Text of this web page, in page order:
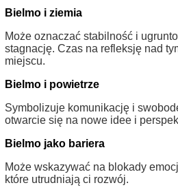
Bielmo i ziemia
Może oznaczać stabilność i
stagnację. Czas na refleksję nad
miejscu.
Bielmo i powietrze
Symbolizuje komunikację i
otwarcie się na nowe idee i
Bielmo jako bariera
Może wskazywać na blokady
które utrudniają ci rozwój.